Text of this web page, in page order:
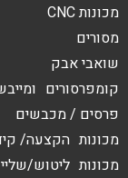
ומייבשים
קידוח
שלייפים